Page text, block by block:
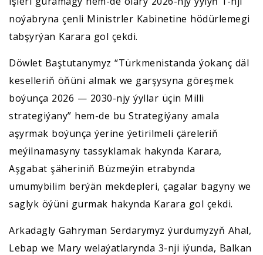
noýabryna çenli Ministrler Kabinetine hödürlemegi
tabşyrýan Karara gol çekdi.
Döwlet Baştutanymyz “Türkmenistanda ýokanç däl
keselleriň öňüni almak we garşysyna göreşmek
boýunça 2026 — 2030-njy ýyllar üçin Milli
strategiýany” hem-de bu Strategiýany amala
aşyrmak boýunça ýerine ýetirilmeli çäreleriň
meýilnamasyny tassyklamak hakynda Karara,
Aşgabat şäheriniň Büzmeýin etrabynda
umumybilim berýän mekdepleri, çagalar bagyny we
saglyk öýüni gurmak hakynda Karara gol çekdi.
Arkadagly Gahryman Serdarymyz ýurdumyzyň Ahal,
Lebap we Mary welaýatlarynda 3-nji iýunda, Balkan